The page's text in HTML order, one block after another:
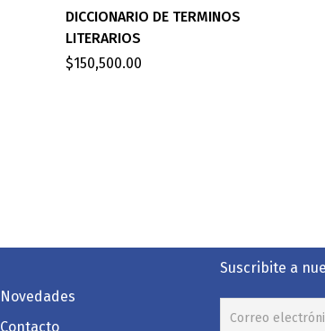
DICCIONARIO DE TERMINOS
LITERARIOS
$150,500.00
Novedades
Contacto
Suscribite a